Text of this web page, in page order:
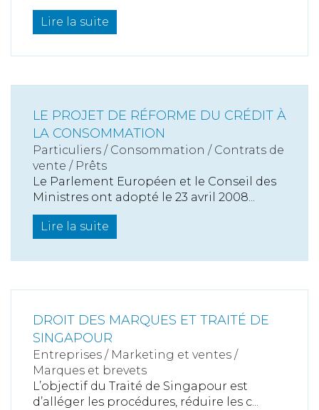
Lire la suite
LE PROJET DE RÉFORME DU CRÉDIT À
LA CONSOMMATION
Particuliers / Consommation / Contrats de
vente / Prêts
Le Parlement Européen et le Conseil des
Ministres ont adopté le 23 avril 2008...
Lire la suite
DROIT DES MARQUES ET TRAITÉ DE
SINGAPOUR
Entreprises / Marketing et ventes /
Marques et brevets
L’objectif du Traité de Singapour est
d’alléger les procédures, réduire les c...